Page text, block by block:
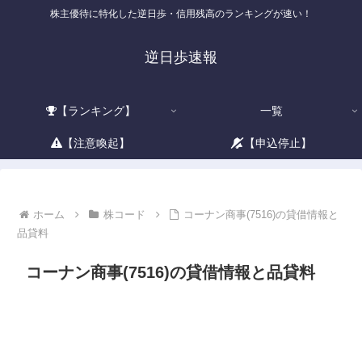
株主優待に特化した逆日歩・信用残高のランキングが速い！
逆日歩速報
【ランキング】 一覧
【注意喚起】 【申込停止】
ホーム 株コード
コーナン商事(7516)の貸借情報と
品貸料
コーナン商事(7516)の貸借情報と品貸料